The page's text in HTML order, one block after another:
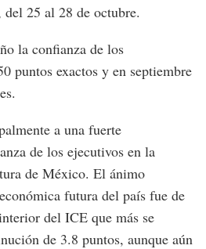
25 al 28 de octubre.
la confianza de los
puntos exactos y en septiembre
a una fuerte
de los ejecutivos en la
de México. El ánimo
futura del país fue de
del ICE que más se
de 3.8 puntos, aunque aún